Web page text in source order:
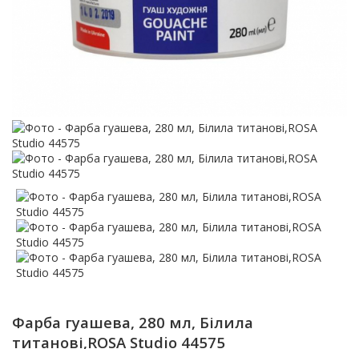
Фарба гуашева, 280 мл, Білила
титанові,ROSA Studio 44575